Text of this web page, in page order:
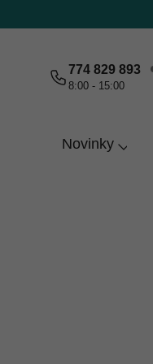
na
774 829 893
8:00 - 15:00
Novinky